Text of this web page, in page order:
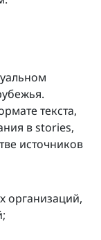
текста,
в stories,
источников
организаций,